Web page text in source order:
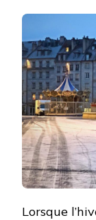
Lorsque